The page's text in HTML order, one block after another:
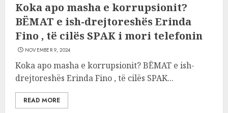
Koka apo masha e korrupsionit?
BËMAT e ish-drejtoreshës Erinda
Fino , të cilës SPAK i mori telefonin
NOVEMBER 9, 2024
Koka apo masha e korrupsionit? BËMAT e ish-
drejtoreshës Erinda Fino , të cilës SPAK...
READ MORE